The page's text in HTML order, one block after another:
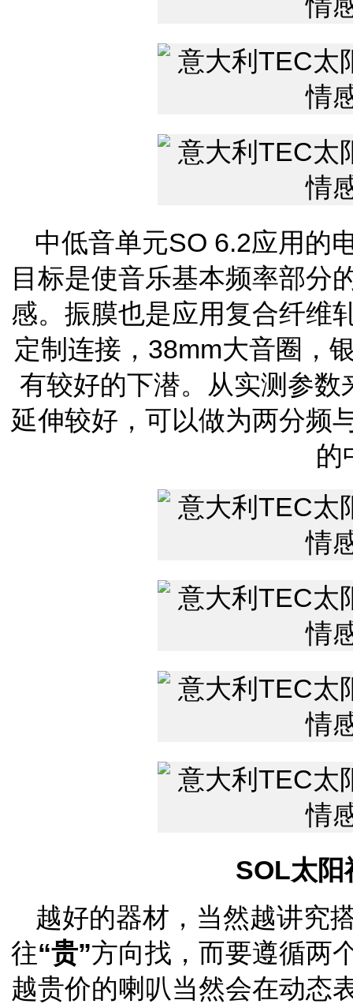
中低音单元SO 6.2应用的
目标是使音乐基本频率部分
感。振膜也是应用复合纤维
定制连接，38mm大音圈，
有较好的下潜。从实测参
延伸较好，可以做为两分频
的
SOL太阳
越好的器材，当然越讲究
往“贵”方向找，而要遵循两
越贵价的喇叭当然会在动态